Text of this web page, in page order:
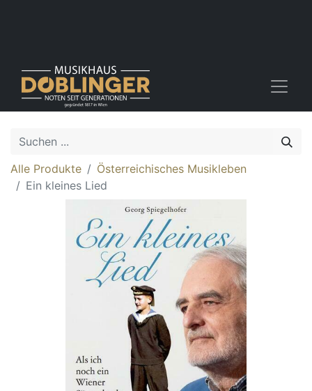
Alle Produkte
Österreichisches Musikleben
Ein kleines Lied